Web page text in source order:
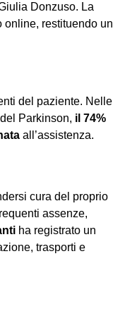
Donzuso. La
restituendo un
del paziente. Nelle
Parkinson, il 74%
all’assistenza.
cura del proprio
assenze,
ha registrato un
trasporti e